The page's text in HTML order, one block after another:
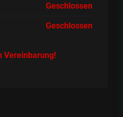
Geschlossen
Geschlossen
Vereinbarung!